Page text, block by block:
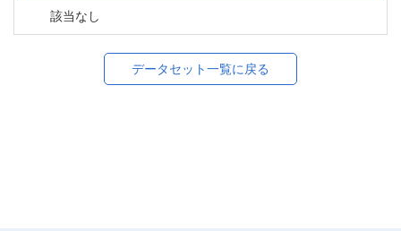
該当なし
データセット一覧に戻る